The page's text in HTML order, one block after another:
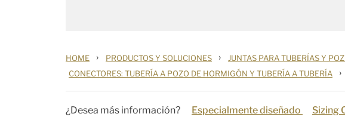
HOME › PRODUCTOS Y SOLUCIONES › JUNTAS PARA TUBERÍAS Y
CONECTORES: TUBERÍA A POZO DE HORMIGÓN Y TUBERÍA A TUBERÍA ›
¿Desea más información? Especialmente diseñado Sizing